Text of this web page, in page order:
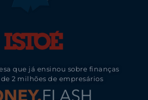
que já ensinou sobre finanças
2 milhões de empresários